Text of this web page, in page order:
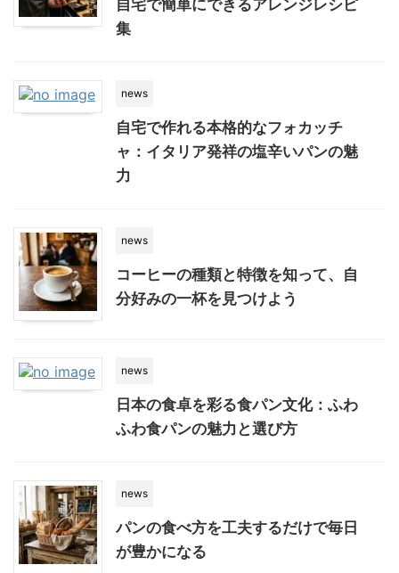
自宅で簡単にできるアレンジレシピ
集
news
自宅で作れる本格的なフォカッチ
ャ：イタリア発祥の塩辛いパンの魅
力
news
コーヒーの種類と特徴を知って、自
分好みの一杯を見つけよう
news
日本の食卓を彩る食パン文化：ふわ
ふわ食パンの魅力と選び方
news
パンの食べ方を工夫するだけで毎日
が豊かになる